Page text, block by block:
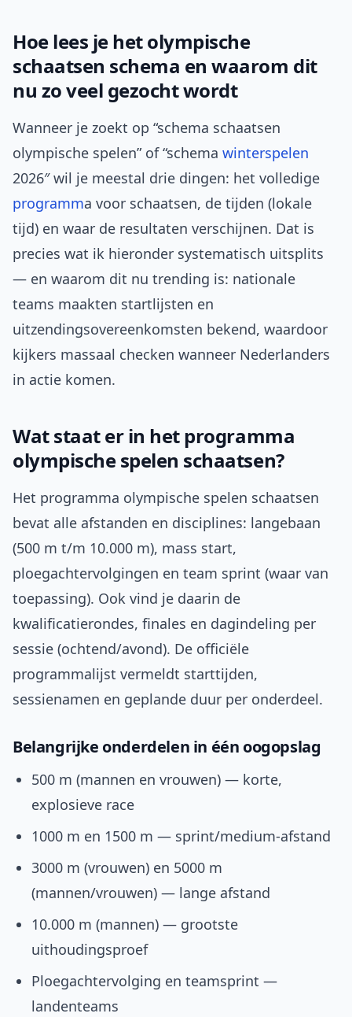
Hoe lees je het olympische
schaatsen schema en waarom dit
nu zo veel gezocht wordt
Wanneer je zoekt op “schema schaatsen
olympische spelen” of “schema winterspelen
2026″ wil je meestal drie dingen: het volledige
programma voor schaatsen, de tijden (lokale
tijd) en waar de resultaten verschijnen. Dat is
precies wat ik hieronder systematisch uitsplits
— en waarom dit nu trending is: nationale
teams maakten startlijsten en
uitzendingsovereenkomsten bekend, waardoor
kijkers massaal checken wanneer Nederlanders
in actie komen.
Wat staat er in het programma
olympische spelen schaatsen?
Het programma olympische spelen schaatsen
bevat alle afstanden en disciplines: langebaan
(500 m t/m 10.000 m), mass start,
ploegachtervolgingen en team sprint (waar van
toepassing). Ook vind je daarin de
kwalificatierondes, finales en dagindeling per
sessie (ochtend/avond). De officiële
programmalijst vermeldt starttijden,
sessienamen en geplande duur per onderdeel.
Belangrijke onderdelen in één oogopslag
500 m (mannen en vrouwen) — korte,
explosieve race
1000 m en 1500 m — sprint/medium-afstand
3000 m (vrouwen) en 5000 m
(mannen/vrouwen) — lange afstand
10.000 m (mannen) — grootste
uithoudingsproef
Ploegachtervolging en teamsprint —
landenteams